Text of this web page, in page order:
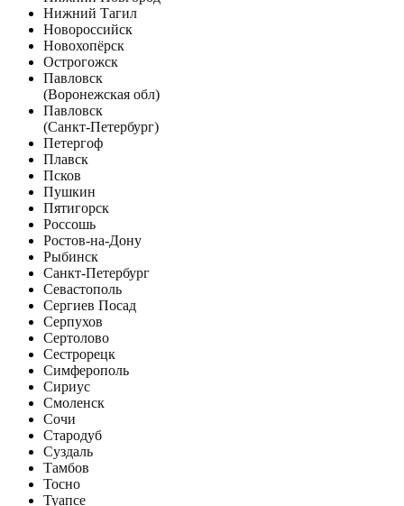
Нижний Тагил
Новороссийск
Новохопёрск
Острогожск
Павловск
(Воронежская обл)
Павловск
(Санкт-Петербург)
Петергоф
Плавск
Псков
Пушкин
Пятигорск
Россошь
Ростов-на-Дону
Рыбинск
Санкт-Петербург
Севастополь
Сергиев Посад
Серпухов
Сертолово
Сестрорецк
Симферополь
Сириус
Смоленск
Сочи
Стародуб
Суздаль
Тамбов
Тосно
Туапсе